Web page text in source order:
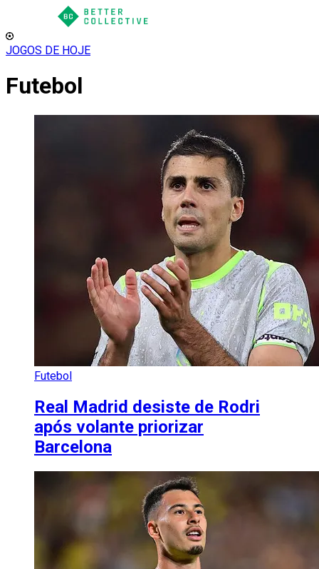
JOGOS DE HOJE
Futebol
Futebol
Real Madrid desiste de Rodri
após volante priorizar
Barcelona